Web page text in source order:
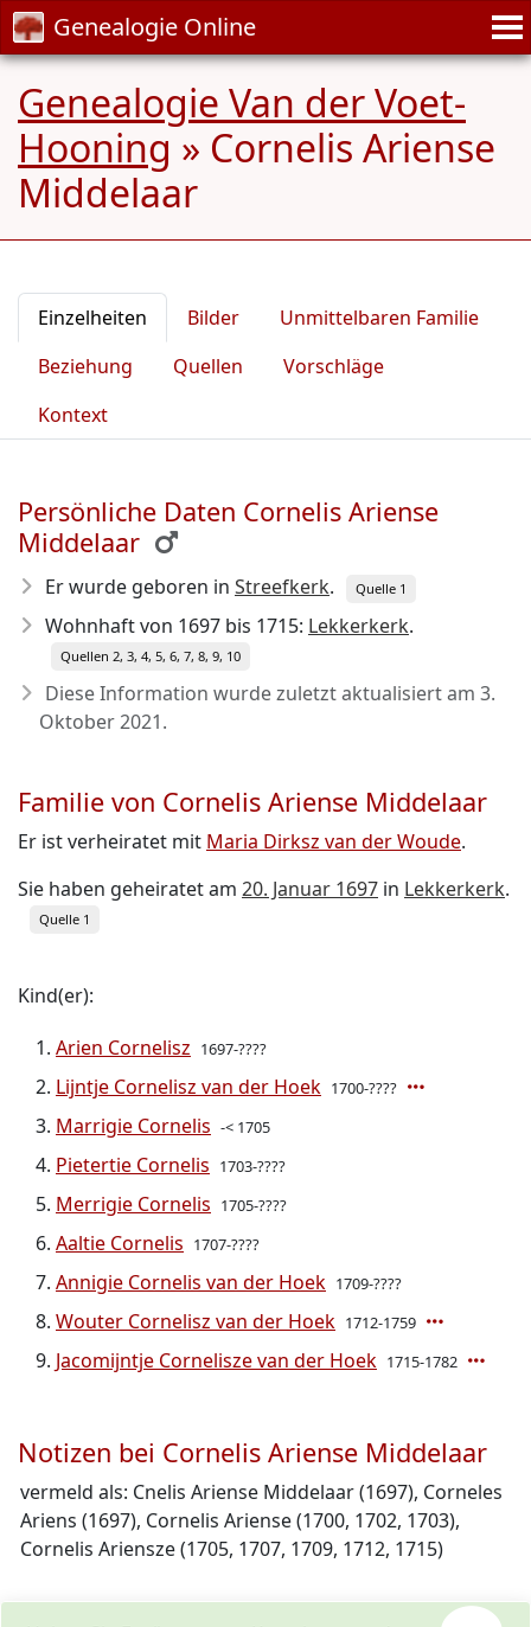
Genealogie Online
Genealogie Van der Voet-
Hooning » Cornelis Ariense
Middelaar
Einzelheiten Bilder
Unmittelbaren Familie
Beziehung
Quellen
Vorschläge
Kontext
Persönliche Daten Cornelis Ariense
Middelaar
Er wurde geboren in Streefkerk. Quelle 1
Wohnhaft von 1697 bis 1715: Lekkerkerk.
Quellen 2, 3, 4, 5, 6, 7, 8, 9, 10
Diese Information wurde zuletzt aktualisiert am 3.
Oktober 2021.
Familie von Cornelis Ariense Middelaar
Er ist verheiratet mit Maria Dirksz van der Woude.
Sie haben geheiratet am 20. Januar 1697 in Lekkerkerk.
Quelle 1
Kind(er):
Arien Cornelisz 1697-????
Lijntje Cornelisz van der Hoek 1700-????
Marrigie Cornelis -< 1705
Pietertie Cornelis 1703-????
Merrigie Cornelis 1705-????
Aaltie Cornelis 1707-????
Annigie Cornelis van der Hoek 1709-????
Wouter Cornelisz van der Hoek 1712-1759
Jacomijntje Cornelisze van der Hoek 1715-1782
Notizen bei Cornelis Ariense Middelaar
vermeld als: Cnelis Ariense Middelaar (1697), Corneles
Ariens (1697), Cornelis Ariense (1700, 1702, 1703),
Cornelis Ariensze (1705, 1707, 1709, 1712, 1715)